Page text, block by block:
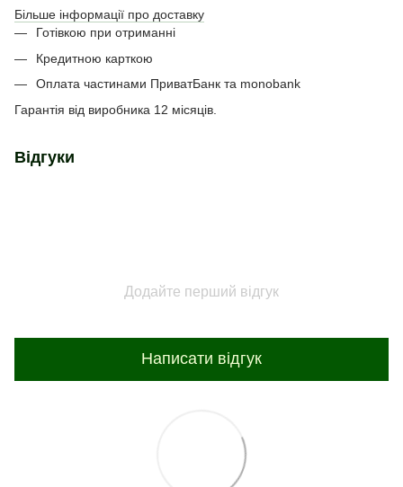
Більше інформації про доставку
Готівкою при отриманні
Кредитною карткою
Оплата частинами ПриватБанк та monobank
Гарантія від виробника 12 місяців.
Відгуки
Додайте перший відгук
Написати відгук